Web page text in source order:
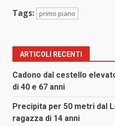
Tags: primo piano
ARTICOLI RECENTI
Cadono dal cestello
di 40 e 67 anni
Precipita per 50 metri dal
ragazza di 14 anni